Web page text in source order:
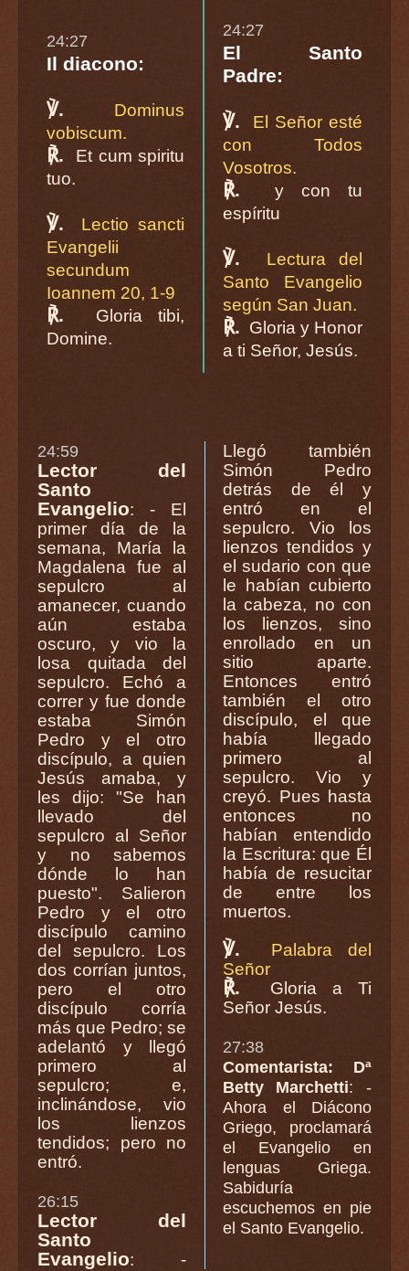
24:27
Il diacono:
℣.
Dominus
vobiscum.
℟.
Et cum spiritu
tuo.
℣.
Lectio sancti
Evangelii
secundum
Ioannem 20, 1-9
℟.
Gloria tibi,
Domine.
24:27
El Santo
Padre:
℣.
El Señor esté
con Todos
Vosotros.
℟.
y con tu
espíritu
℣.
Lectura del
Santo Evangelio
según San Juan.
℟. Gloria y Honor
a ti Señor, Jesús.
24:59
Lector del
Santo
Evangelio: - El
primer día de la
semana, María la
Magdalena fue al
sepulcro al
amanecer, cuando
aún estaba
oscuro, y vio la
losa quitada del
sepulcro. Echó a
correr y fue donde
estaba Simón
Pedro y el otro
discípulo, a quien
Jesús amaba, y
les dijo: "Se han
llevado del
sepulcro al Señor
y no sabemos
dónde lo han
puesto". Salieron
Pedro y el otro
discípulo camino
del sepulcro. Los
dos corrían juntos,
pero el otro
discípulo corría
más que Pedro; se
adelantó y llegó
primero al
sepulcro; e,
inclinándose, vio
los lienzos
tendidos; pero no
entró.
26:15
Lector del
Santo
Evangelio: -
Llegó también
Simón Pedro
detrás de él y
entró en el
sepulcro. Vio los
lienzos tendidos y
el sudario con que
le habían cubierto
la cabeza, no con
los lienzos, sino
enrollado en un
sitio aparte.
Entonces entró
también el otro
discípulo, el que
había llegado
primero al
sepulcro. Vio y
creyó. Pues hasta
entonces no
habían entendido
la Escritura: que Él
había de resucitar
de entre los
muertos.
℣.
Palabra del
Señor
℟.
Gloria a Ti
Señor Jesús.
27:38
Comentarista: Dª
Betty Marchetti: -
Ahora el Diácono
Griego, proclamará
el Evangelio en
lenguas Griega.
Sabiduría
escuchemos en pie
el Santo Evangelio.